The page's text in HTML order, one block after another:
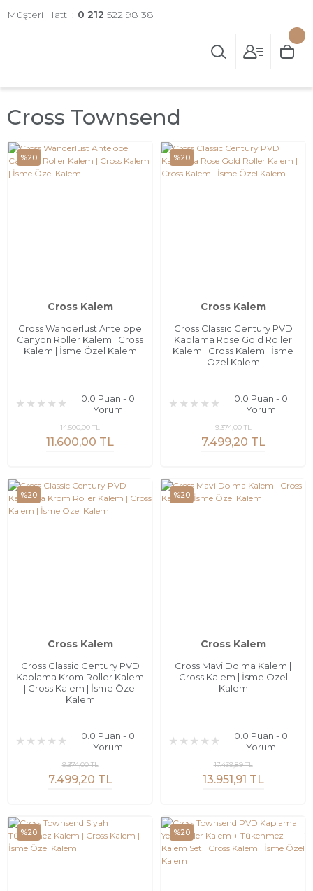
Müşteri Hattı : 0 212 522 98 38
Cross Townsend
%20
Cross Kalem
Cross Wanderlust Antelope
Canyon Roller Kalem | Cross
Kalem | İsme Özel Kalem
0.0 Puan - 0
Yorum
11.600,00 TL
14.500,00 TL
%20
Cross Kalem
Cross Classic Century PVD
Kaplama Rose Gold Roller
Kalem | Cross Kalem | İsme
Özel Kalem
0.0 Puan - 0
Yorum
7.499,20 TL
9.374,00 TL
%20
Cross Kalem
Cross Classic Century PVD
Kaplama Krom Roller Kalem
| Cross Kalem | İsme Özel
Kalem
0.0 Puan - 0
Yorum
7.499,20 TL
9.374,00 TL
%20
Cross Kalem
Cross Mavi Dolma Kalem |
Cross Kalem | İsme Özel
Kalem
0.0 Puan - 0
Yorum
13.951,91 TL
17.439,89 TL
%20 %20